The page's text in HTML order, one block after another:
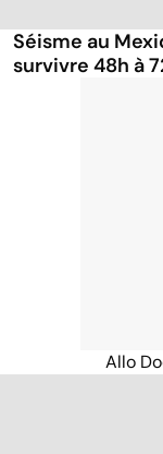
Séisme au
survivre 48h à
Allo